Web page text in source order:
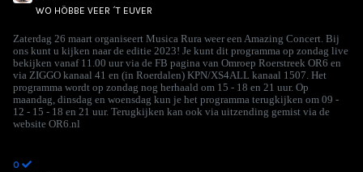
WO HÖBBE VEER ´T EUVER
Zaterdag 26 maart organiseert Musica Rura weer een Amazing Concert. Bij
ons kunt u kijken naar de editie 2023! Je kunt dit programma op zondag live
bekijken vanaf 11.00 uur via de FB pagina van Omroep Roerstreek OR6 en
via ZIGGO kanaal 41 en (in Roerdalen) KPN/XS4ALL kanaal 1507. Het
programma wordt op zondag nog herhaald om 15 - 18 en 21 uur. Op
maandag, dinsdag en woensdag kun je het programma terugkijken om 09 -
12 - 15 - 18 en 21 uur. Terugkijken kan ook via uitzending gemist via de
website OR6.nl
0